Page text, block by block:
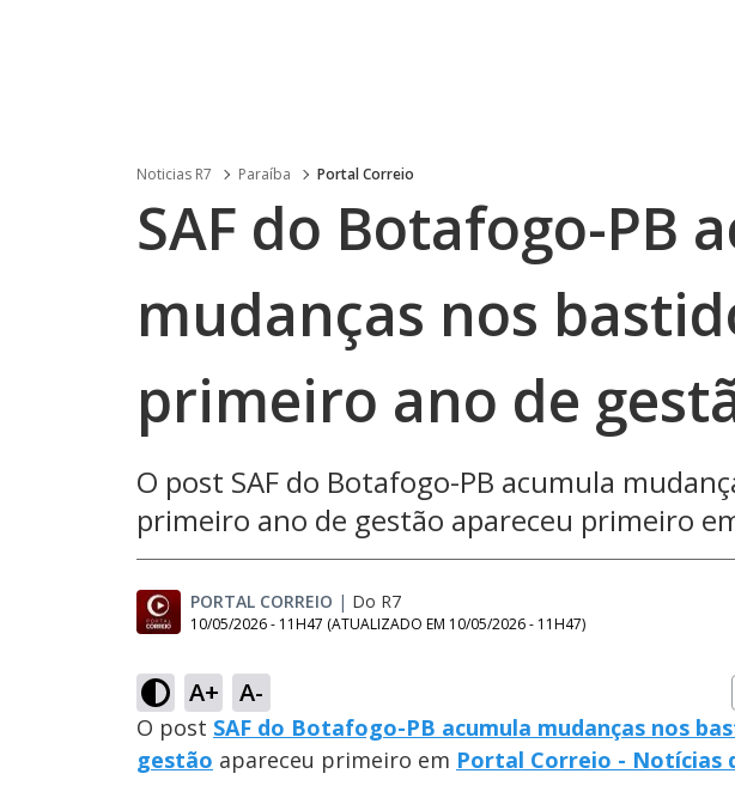
Noticias R7 Paraíba Portal Correio
SAF do Botafogo-PB
mudanças nos
primeiro ano de
O post SAF do Botafogo-PB acumula
primeiro ano de gestão apareceu primeiro
PORTAL CORREIO | Do R7
10/05/2026 - 11H47 (ATUALIZADO EM 10/05/2026 - 11H47)
A+ A-
O post SAF do Botafogo-PB acumula mudanças nos
gestão apareceu primeiro em Portal Correio - Notícias